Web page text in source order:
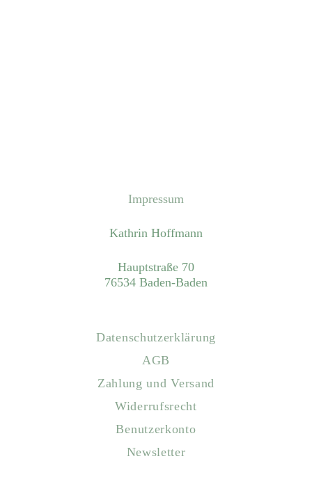
Impressum
Kathrin Hoffmann
Hauptstraße 70
76534 Baden-Baden
Datenschutzerklärung
AGB
Zahlung und Versand
Widerrufsrecht
Benutzerkonto
Newsletter